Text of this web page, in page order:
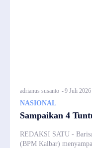
adrianus susanto -9 Juli 2026
NASIONAL
Sampaikan 4
REDAKSI SATU -
(BPM Kalbar)